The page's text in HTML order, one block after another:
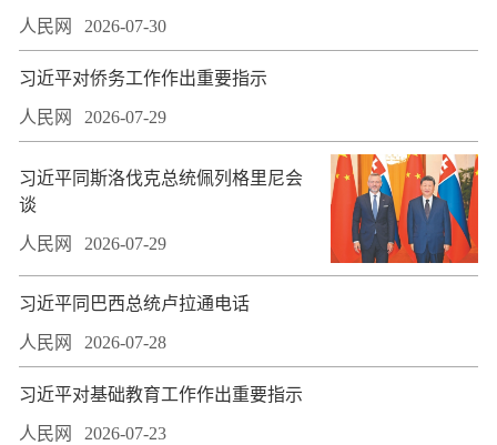
人民网 2026-07-30
习近平对侨务工作作出重要指示
人民网 2026-07-29
习近平同斯洛伐克总统佩列格里尼会
谈
人民网 2026-07-29
习近平同巴西总统卢拉通电话
人民网 2026-07-28
习近平对基础教育工作作出重要指示
人民网 2026-07-23